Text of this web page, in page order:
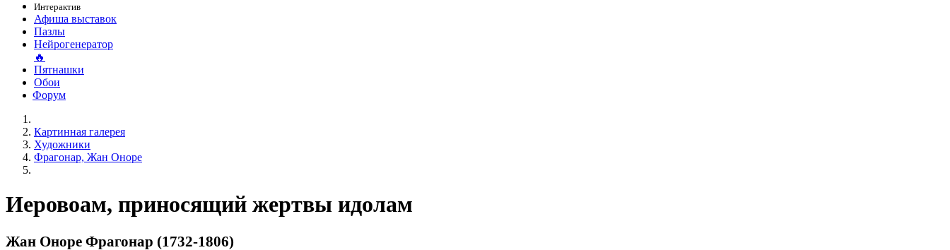
Интерактив
Афиша выставок
Пазлы
Нейрогенератор
🔥
Пятнашки
Обои
Форум
Картинная галерея
Художники
Фрагонар, Жан Оноре
Иеровоам, приносящий жертвы идолам
Жан Оноре Фрагонар (1732-1806)